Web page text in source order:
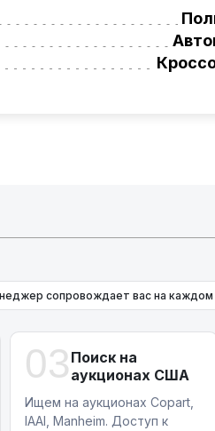
на НОВЫЕ
(29) 689-20-20
повреждениями.
сопровождает вас на каждом
03 Поиск на
аукционах США
Ищем на аукционах Copart,
IAAI, Manheim. Доступ к